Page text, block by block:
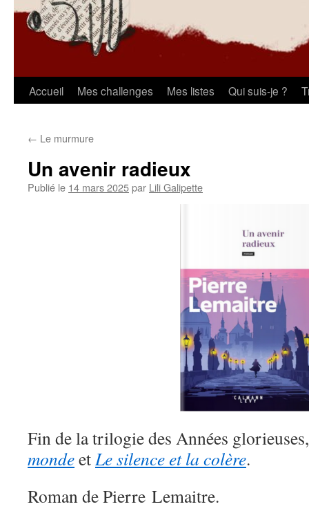
Aller
contenu
Accueil Mes challenges Mes listes Qui suis-je ?
← Le murmure
Un avenir radieux
Publié le 14 mars 2025par Lili Galipette
Fin de la trilogie des Années
mondeetLe silence et la colère.
Roman de Pierre Lemaitre.